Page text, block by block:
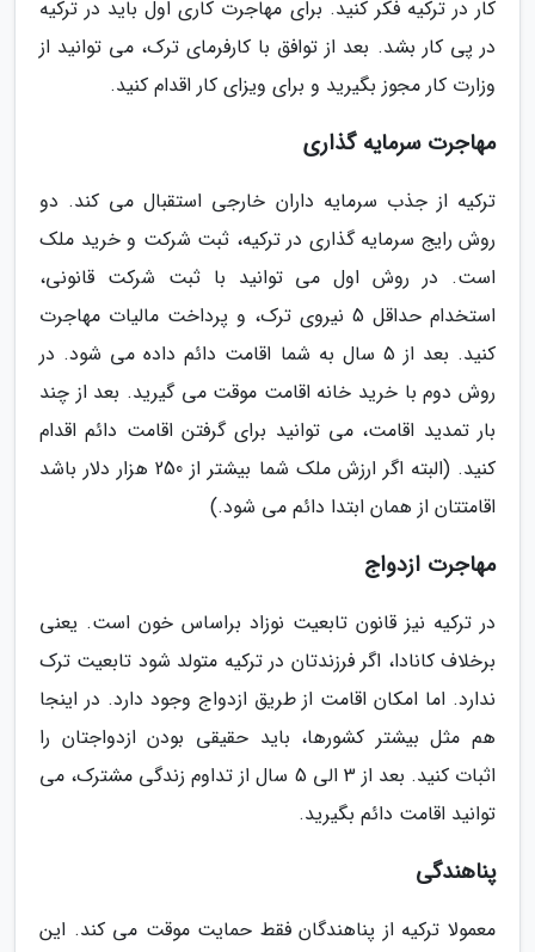
کار در ترکیه فکر کنید. برای مهاجرت کاری اول باید در ترکیه
در پی کار بشد. بعد از توافق با کارفرمای ترک، می توانید از
وزارت کار مجوز بگیرید و برای ویزای کار اقدام کنید.
مهاجرت سرمایه گذاری
ترکیه از جذب سرمایه داران خارجی استقبال می کند. دو
روش رایج سرمایه گذاری در ترکیه، ثبت شرکت و خرید ملک
است. در روش اول می توانید با ثبت شرکت قانونی،
استخدام حداقل 5 نیروی ترک، و پرداخت مالیات مهاجرت
کنید. بعد از 5 سال به شما اقامت دائم داده می شود. در
روش دوم با خرید خانه اقامت موقت می گیرید. بعد از چند
بار تمدید اقامت، می توانید برای گرفتن اقامت دائم اقدام
کنید. (البته اگر ارزش ملک شما بیشتر از 250 هزار دلار باشد
اقامتتان از همان ابتدا دائم می شود.)
مهاجرت ازدواج
در ترکیه نیز قانون تابعیت نوزاد براساس خون است. یعنی
برخلاف کانادا، اگر فرزندتان در ترکیه متولد شود تابعیت ترک
ندارد. اما امکان اقامت از طریق ازدواج وجود دارد. در اینجا
هم مثل بیشتر کشورها، باید حقیقی بودن ازدواجتان را
اثبات کنید. بعد از 3 الی 5 سال از تداوم زندگی مشترک، می
توانید اقامت دائم بگیرید.
پناهندگی
معمولا ترکیه از پناهندگان فقط حمایت موقت می کند. این